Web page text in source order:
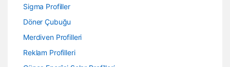
Sigma Profiller
Döner Çubuğu
Merdiven Profilleri
Reklam Profilleri